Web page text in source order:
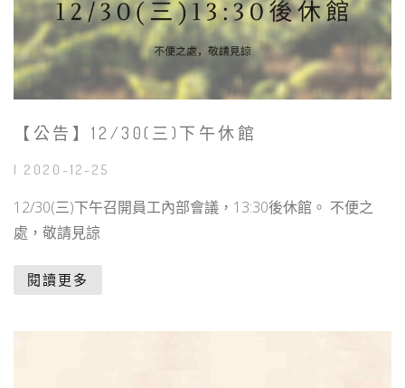
【公告】12/30(三)下午休館
| 2020-12-25
12/30(三)下午召開員工內部會議，13:30後休館。 不便之
處，敬請見諒
閱讀更多